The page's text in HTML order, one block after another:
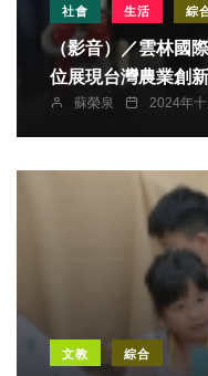
社會 生活 綜
（影音）／雲林國
位展現台灣農業創
蘇榮泉 2024年十
文教 綜合